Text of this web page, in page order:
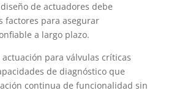
de actuadores debe
factores para asegurar
a largo plazo.
actuación para válvulas críticas
de diagnóstico que
continua de funcionalidad sin